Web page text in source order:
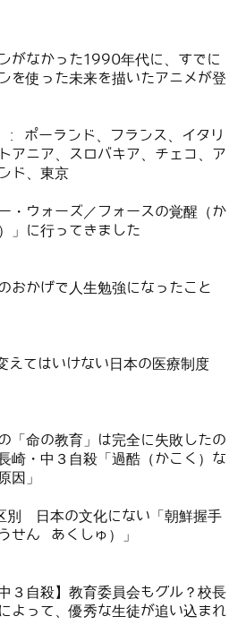
がなかった1990年代に、すでに
を使った未来を描いたアニメが登
: ポーランド、フランス、イタリ
アニア、スロバキア、チェコ、ア
ド、東京
ー・ウォーズ／フォースの覚醒（か
」に行ってきました
おかげで人生勉強になったこと
えてはいけない日本の医療制度
「命の教育」は完全に失敗したの
崎・中３自殺「過酷（かこく）な
因」
別 日本の文化にない「朝鮮握手
せん あくしゅ）」
中３自殺】教育委員会もグル？校長
よって、優秀な生徒が追い込まれ